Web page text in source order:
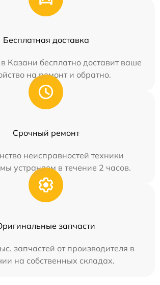
Бесплатная доставка
Казани бесплатно доставит ваше
на ремонт и обратно.
Срочный ремонт
неисправностей техники
устраняем в течение 2 часов.
запчасти
запчастей от производителя в
на собственных складах.